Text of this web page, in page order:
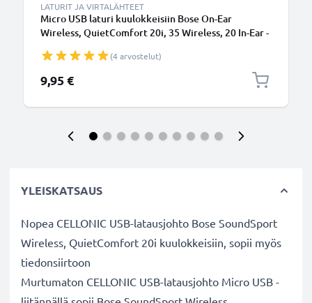
LATURIT JA VIRTALÄHTEET
Micro USB laturi kuulokkeisiin Bose On-Ear
Wireless, QuietComfort 20i, 35 Wireless, 20 In-Ear -
(4 arvostelut)
9,95 €
YLEISKATSAUS
Nopea CELLONIC USB-latausjohto Bose SoundSport
Wireless, QuietComfort 20i kuulokkeisiin, sopii myös
tiedonsiirtoon
Murtumaton CELLONIC USB-latausjohto Micro USB -